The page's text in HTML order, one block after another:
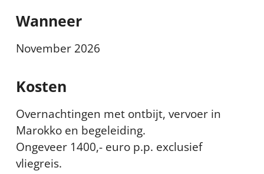
Wanneer
November 2026
Kosten
Overnachtingen met ontbijt, vervoer in
Marokko en begeleiding.
Ongeveer 1400,- euro p.p. exclusief
vliegreis.